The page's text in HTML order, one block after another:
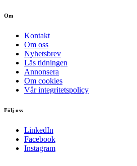
Om
Kontakt
Om oss
Nyhetsbrev
Läs tidningen
Annonsera
Om cookies
Vår integritetspolicy
Följ oss
LinkedIn
Facebook
Instagram